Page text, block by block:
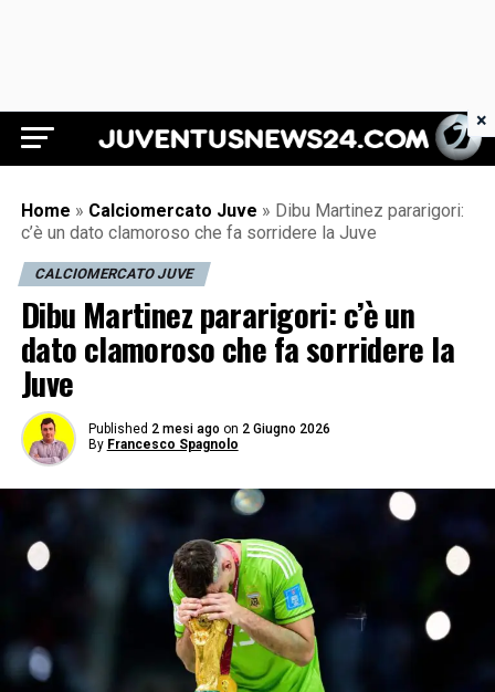
Juventus News 24
Home » Calciomercato Juve » Dibu Martinez pararigori:
c’è un dato clamoroso che fa sorridere la Juve
CALCIOMERCATO JUVE
Dibu Martinez pararigori: c’è un
dato clamoroso che fa sorridere la
Juve
Published 2 mesi ago on 2 Giugno 2026
By Francesco Spagnolo
×